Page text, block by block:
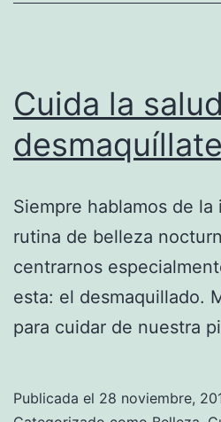
Cuida la
desmaquíllate
Siempre hablamos de
rutina de belleza
centrarnos
esta: el desmaquillado.
para cuidar de nuestra
Publicada el 28 noviembre,